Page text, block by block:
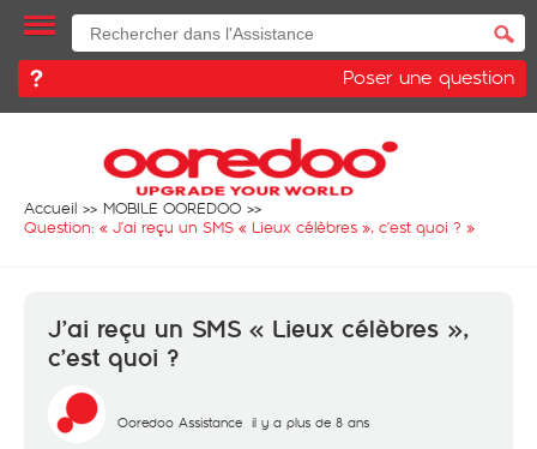
Poser une question
Accueil
MOBILE OOREDOO
Question: « J’ai reçu un SMS « Lieux célèbres », c’est quoi ? »
J’ai reçu un SMS « Lieux célèbres »,
c’est quoi ?
Ooredoo Assistance il y a plus de 8 ans